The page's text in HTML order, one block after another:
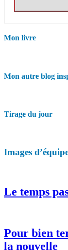
Mon livre
Mon autre blog
Tirage du jour
Images
Le temps
Pour bien
la nouvelle